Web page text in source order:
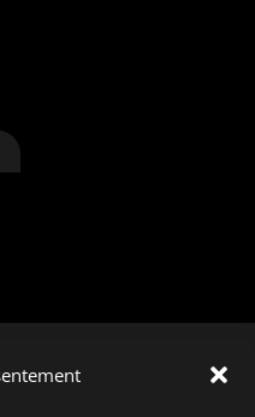
À SON ESPACE